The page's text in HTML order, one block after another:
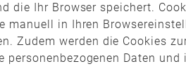
die Ihr Browser speichert.
manuell in Ihren
Zudem werden die Cookies
Daten